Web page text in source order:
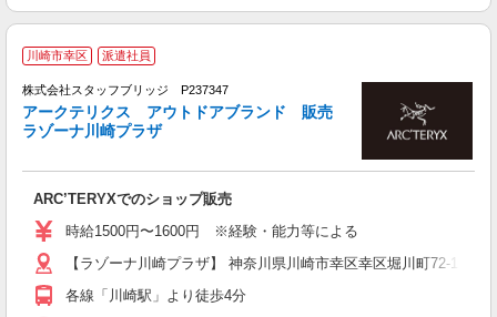
川崎市幸区 派遣社員
株式会社スタッフブリッジ P237347
アークテリクス アウトドアブランド 販売
ラゾーナ川崎プラザ
ARC’TERYXでのショップ販売
時給1500円〜1600円 ※経験・能力等による
【ラゾーナ川崎プラザ】 神奈川県川崎市幸区幸区堀川町72-1
各線「川崎駅」より徒歩4分